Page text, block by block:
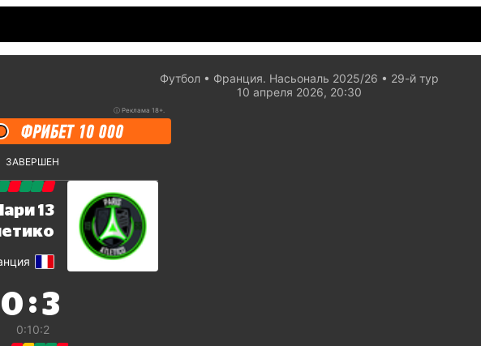
Футбол Франция. Насьональ 2025/26
29-й тур
10 апреля 2026, 20:30
ⓘ Реклама 18+.
ЗАВЕРШЕН
13
0 :3
0:10:2